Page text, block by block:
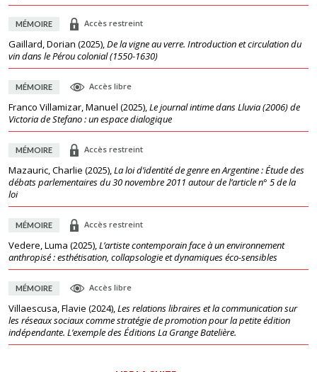
MÉMOIRE Accès restreint
Gaillard, Dorian (2025),De la vigne au verre. Introduction et circulation du
vin dans le Pérou colonial (1550-1630)
MÉMOIRE Accès libre
Franco Villamizar, Manuel (2025),Le journal intime dans Lluvia (2006) de
Victoria de Stefano : un espace dialogique
MÉMOIRE Accès restreint
Mazauric, Charlie (2025),La loi d’identité de genre en Argentine : Étude des
débats parlementaires du 30 novembre 2011 autour de l’article n° 5 de la
loi
MÉMOIRE Accès restreint
Vedere, Luma (2025),L’artiste contemporain face à un environnement
anthropisé : esthétisation, collapsologie et dynamiques éco-sensibles
MÉMOIRE Accès libre
Villaescusa, Flavie (2024),Les relations libraires et la communication sur
les réseaux sociaux comme stratégie de promotion pour la petite édition
indépendante. L’exemple des Éditions La Grange Batelière.